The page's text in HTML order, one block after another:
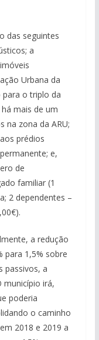
das seguintes
a
Urbana da
para o triplo da
mais de um
na zona da ARU;
prédios
e,
de
familiar (1
2 dependentes –
a redução
para 1,5% sobre
passivos, a
município irá,
poderia
o caminho
2018 e 2019 a